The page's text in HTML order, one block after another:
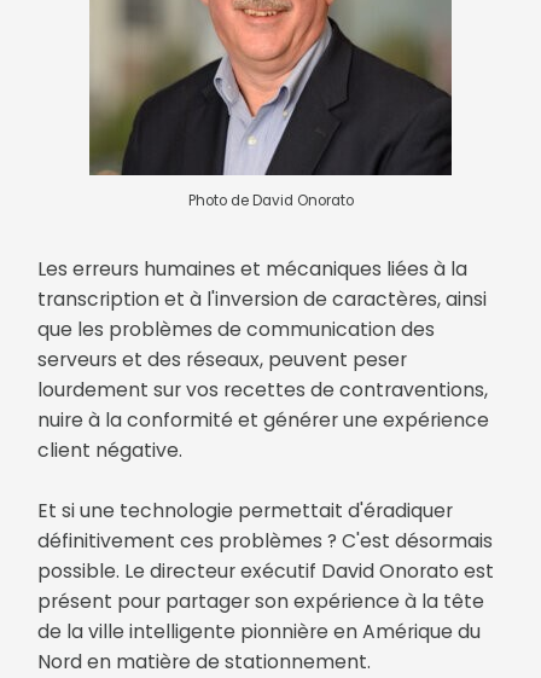
Photo de David Onorato
Les erreurs humaines et mécaniques liées à la
transcription et à l'inversion de caractères, ainsi
que les problèmes de communication des
serveurs et des réseaux, peuvent peser
lourdement sur vos recettes de contraventions,
nuire à la conformité et générer une expérience
client négative.
Et si une technologie permettait d'éradiquer
définitivement ces problèmes ? C'est désormais
possible. Le directeur exécutif David Onorato est
présent pour partager son expérience à la tête
de la ville intelligente pionnière en Amérique du
Nord en matière de stationnement.